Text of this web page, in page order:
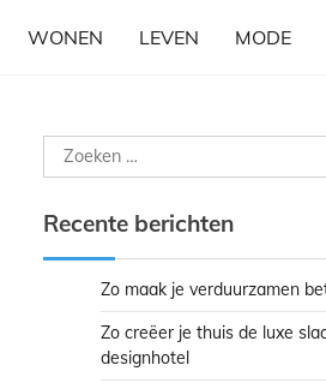
WONEN LEVEN MODE
Zoeken
naar:
Recente berichten
Zo maak je verduurzamen
Zo creëer je thuis de luxe
designhotel